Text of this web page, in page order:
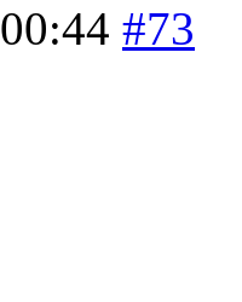
00:44 #73